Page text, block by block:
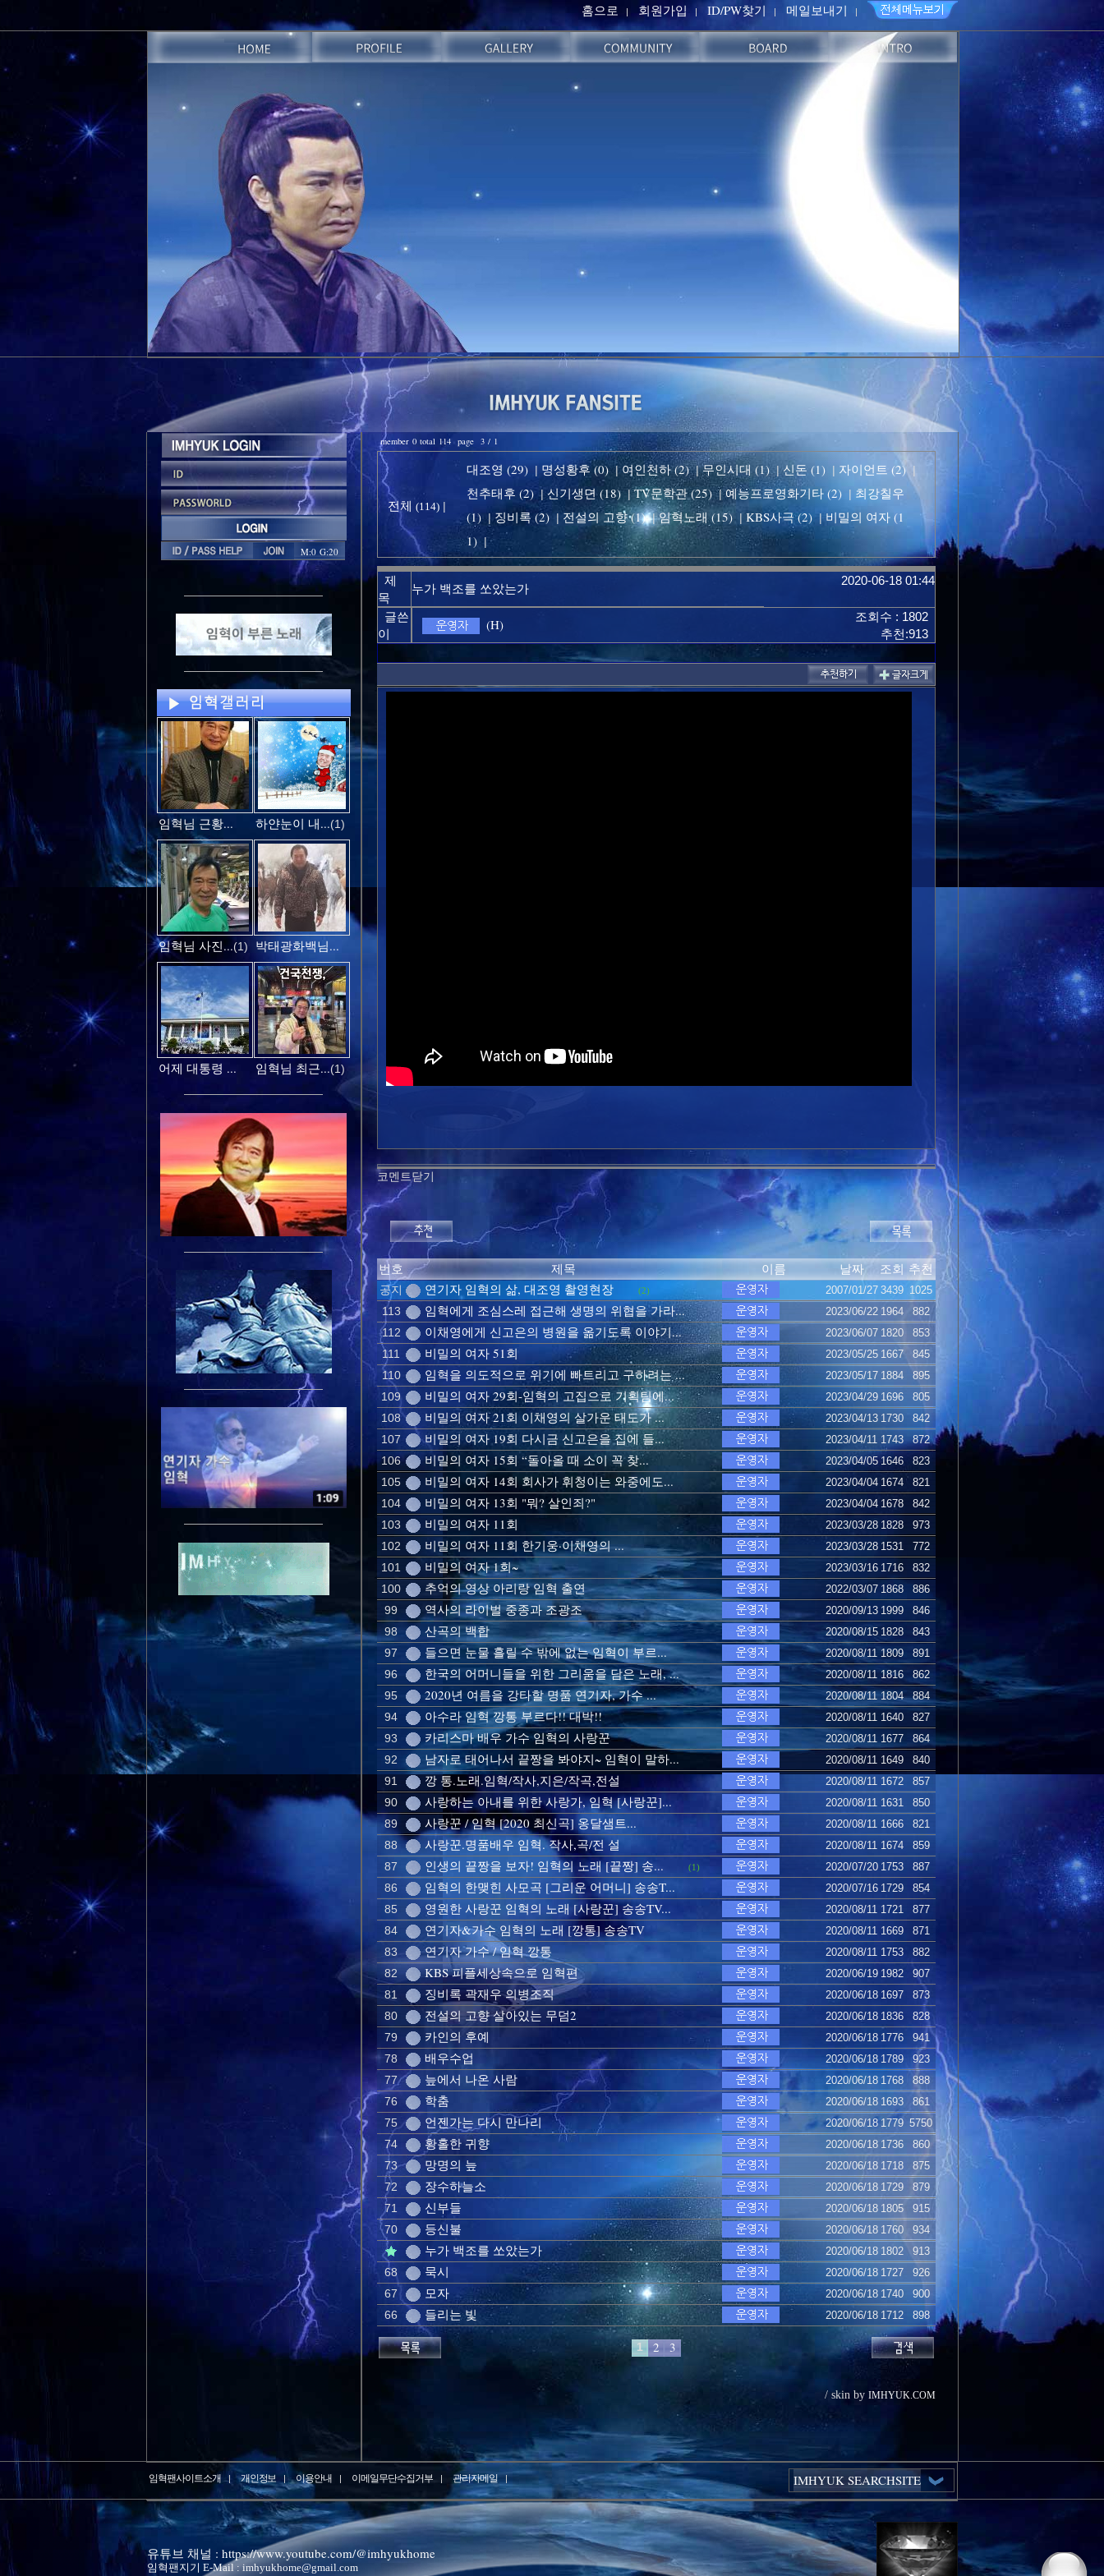
홈으로 회원가입 ID/PW찾기 메일보내기
M:0 G:20
임혁님 근황... 하얀눈이 내...(1)
임혁님 사진...(1) 박태광화백님...
어제 대통령 ... 임혁님 최근...(1)
member 0 total 114 page 3 / 1
전체 (114)|
대조영 (29) | 명성황후 (0) | 여인천하 (2) | 무인시대 (1) | 신돈 (1) | 자이언트 (2) |
천추태후 (2) | 신기생뎐 (18) | TV문학관 (25) | 예능프로영화기타 (2) | 최강칠우
(1) | 징비록 (2) | 전설의 고향 (1) | 임혁노래 (15) | KBS사극 (2) | 비밀의 여자 (1
1) |
제
목
누가 백조를 쏘았는가
2020-06-18 01:44
글쓴
이
(H)
조회수 : 1802
추천:913
코멘트닫기
번호 제목 이름 날짜 조회 추천
공지 연기자 임혁의 삶, 대조영 촬영현장 (2) 2007/01/27 3439 1025
113 임혁에게 조심스레 접근해 생명의 위협을 가라... 2023/06/22 1964 882
112 이채영에게 신고은의 병원을 옮기도록 이야기... 2023/06/07 1820 853
111 비밀의 여자 51회 2023/05/25 1667 845
110 임혁을 의도적으로 위기에 빠트리고 구하려는 ... 2023/05/17 1884 895
109 비밀의 여자 29회-임혁의 고집으로 기획팀에... 2023/04/29 1696 805
108 비밀의 여자 21회 이채영의 살가운 태도가 ... 2023/04/13 1730 842
107 비밀의 여자 19회 다시금 신고은을 집에 들... 2023/04/11 1743 872
106 비밀의 여자 15회 “돌아올 때 소이 꼭 찾... 2023/04/05 1646 823
105 비밀의 여자 14회 회사가 휘청이는 와중에도... 2023/04/04 1674 821
104 비밀의 여자 13회 "뭐? 살인죄?" 2023/04/04 1678 842
103 비밀의 여자 11회 2023/03/28 1828 973
102 비밀의 여자 11회 한기웅·이채영의 ... 2023/03/28 1531 772
101 비밀의 여자 1회~ 2023/03/16 1716 832
100 추억의 영상 아리랑 임혁 출연 2022/03/07 1868 886
99 역사의 라이벌 중종과 조광조 2020/09/13 1999 846
98 산곡의 백합 2020/08/15 1828 843
97 들으면 눈물 흘릴 수 밖에 없는 임혁이 부르... 2020/08/11 1809 891
96 한국의 어머니들을 위한 그리움을 담은 노래, ... 2020/08/11 1816 862
95 2020년 여름을 강타할 명품 연기자, 가수 ... 2020/08/11 1804 884
94 아수라 임혁 깡통 부르다!! 대박!! 2020/08/11 1640 827
93 카리스마 배우 가수 임혁의 사랑꾼 2020/08/11 1677 864
92 남자로 태어나서 끝짱을 봐야지~ 임혁이 말하... 2020/08/11 1649 840
91 깡 통.노래.임혁/작사,지은/작곡,전설 2020/08/11 1672 857
90 사랑하는 아내를 위한 사랑가, 임혁 [사랑꾼]... 2020/08/11 1631 850
89 사랑꾼 / 임혁 [2020 최신곡] 옹달샘트... 2020/08/11 1666 821
88 사랑꾼.명품배우 임혁. 작사,곡/전 설 2020/08/11 1674 859
87 인생의 끝짱을 보자! 임혁의 노래 [끝짱] 송... (1) 2020/07/20 1753 887
86 임혁의 한맺힌 사모곡 [그리운 어머니] 송송T... 2020/07/16 1729 854
85 영원한 사랑꾼 임혁의 노래 [사랑꾼] 송송TV... 2020/08/11 1721 877
84 연기자&가수 임혁의 노래 [깡통] 송송TV 2020/08/11 1669 871
83 연기자 가수 / 임혁 깡통 2020/08/11 1753 882
82 KBS 피플세상속으로 임혁편 2020/06/19 1982 907
81 징비록 곽재우 의병조직 2020/06/18 1697 873
80 전설의 고향 살아있는 무덤2 2020/06/18 1836 828
79 카인의 후예 2020/06/18 1776 941
78 배우수업 2020/06/18 1789 923
77 늪에서 나온 사람 2020/06/18 1768 888
76 학춤 2020/06/18 1693 861
75 언젠가는 다시 만나리 2020/06/18 1779 5750
74 황홀한 귀향 2020/06/18 1736 860
73 망명의 늪 2020/06/18 1718 875
72 장수하늘소 2020/06/18 1729 879
71 신부들 2020/06/18 1805 915
70 등신불 2020/06/18 1760 934
누가 백조를 쏘았는가 2020/06/18 1802 913
68 묵시 2020/06/18 1727 926
67 모자 2020/06/18 1740 900
66 들리는 빛 2020/06/18 1712 898
1 2 3
/ skin by IMHYUK.COM
임혁팬사이트소개 개인정보 이용안내 이메일무단수집거부 관리자메일 IMHYUK SEARCHSITE
유튜브 채널 : https://www.youtube.com/@imhyukhome
임혁팬지기 E-Mail : imhyukhome@gmail.com